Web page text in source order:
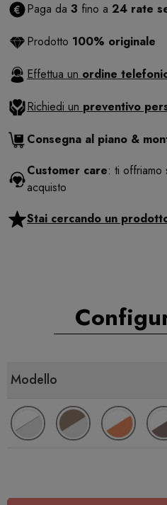
Paga da 3 fino a 24 rate
Prodotto 100% originale
Effettua un ordine
Richiedi un preventivo
Consegna al piano &
Customer care: ti offriamo
acquisto
Stai cercando un
Modello